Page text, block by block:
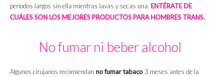
periodos largos sin ella mientras lavas y secas una. ENTÉRATE DE
CUÁLES SON LOS MEJORES PRODUCTOS PARA HOMBRES TRANS.
No fumar ni beber alcohol
Algunos cirujanos recomiendan no fumar tabaco 3 meses antes de la